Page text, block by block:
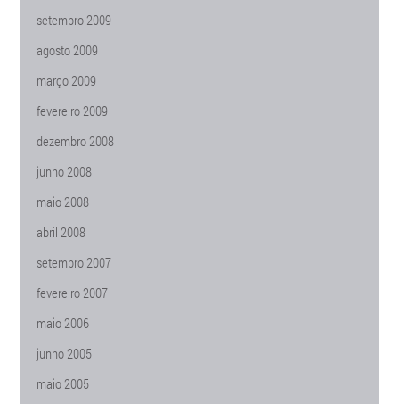
setembro 2009
agosto 2009
março 2009
fevereiro 2009
dezembro 2008
junho 2008
maio 2008
abril 2008
setembro 2007
fevereiro 2007
maio 2006
junho 2005
maio 2005